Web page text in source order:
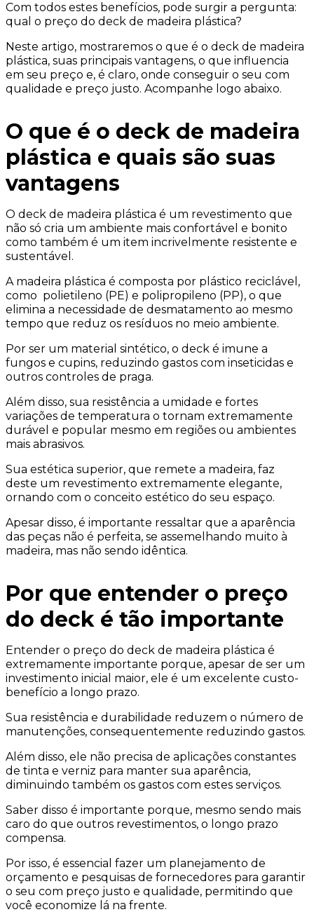
Com todos estes benefícios, pode surgir a pergunta:
qual o preço do deck de madeira plástica?
Neste artigo, mostraremos o que é o deck de madeira
plástica, suas principais vantagens, o que influencia
em seu preço e, é claro, onde conseguir o seu com
qualidade e preço justo. Acompanhe logo abaixo.
O que é o deck de madeira
plástica e quais são suas
vantagens
O deck de madeira plástica é um revestimento que
não só cria um ambiente mais confortável e bonito
como também é um item incrivelmente resistente e
sustentável.
A madeira plástica é composta por plástico reciclável,
como polietileno (PE) e polipropileno (PP), o que
elimina a necessidade de desmatamento ao mesmo
tempo que reduz os resíduos no meio ambiente.
Por ser um material sintético, o deck é imune a
fungos e cupins, reduzindo gastos com inseticidas e
outros controles de praga.
Além disso, sua resistência a umidade e fortes
variações de temperatura o tornam extremamente
durável e popular mesmo em regiões ou ambientes
mais abrasivos.
Sua estética superior, que remete a madeira, faz
deste um revestimento extremamente elegante,
ornando com o conceito estético do seu espaço.
Apesar disso, é importante ressaltar que a aparência
das peças não é perfeita, se assemelhando muito à
madeira, mas não sendo idêntica.
Por que entender o preço
do deck é tão importante
Entender o preço do deck de madeira plástica é
extremamente importante porque, apesar de ser um
investimento inicial maior, ele é um excelente custo-
benefício a longo prazo.
Sua resistência e durabilidade reduzem o número de
manutenções, consequentemente reduzindo gastos.
Além disso, ele não precisa de aplicações constantes
de tinta e verniz para manter sua aparência,
diminuindo também os gastos com estes serviços.
Saber disso é importante porque, mesmo sendo mais
caro do que outros revestimentos, o longo prazo
compensa.
Por isso, é essencial fazer um planejamento de
orçamento e pesquisas de fornecedores para garantir
o seu com preço justo e qualidade, permitindo que
você economize lá na frente.